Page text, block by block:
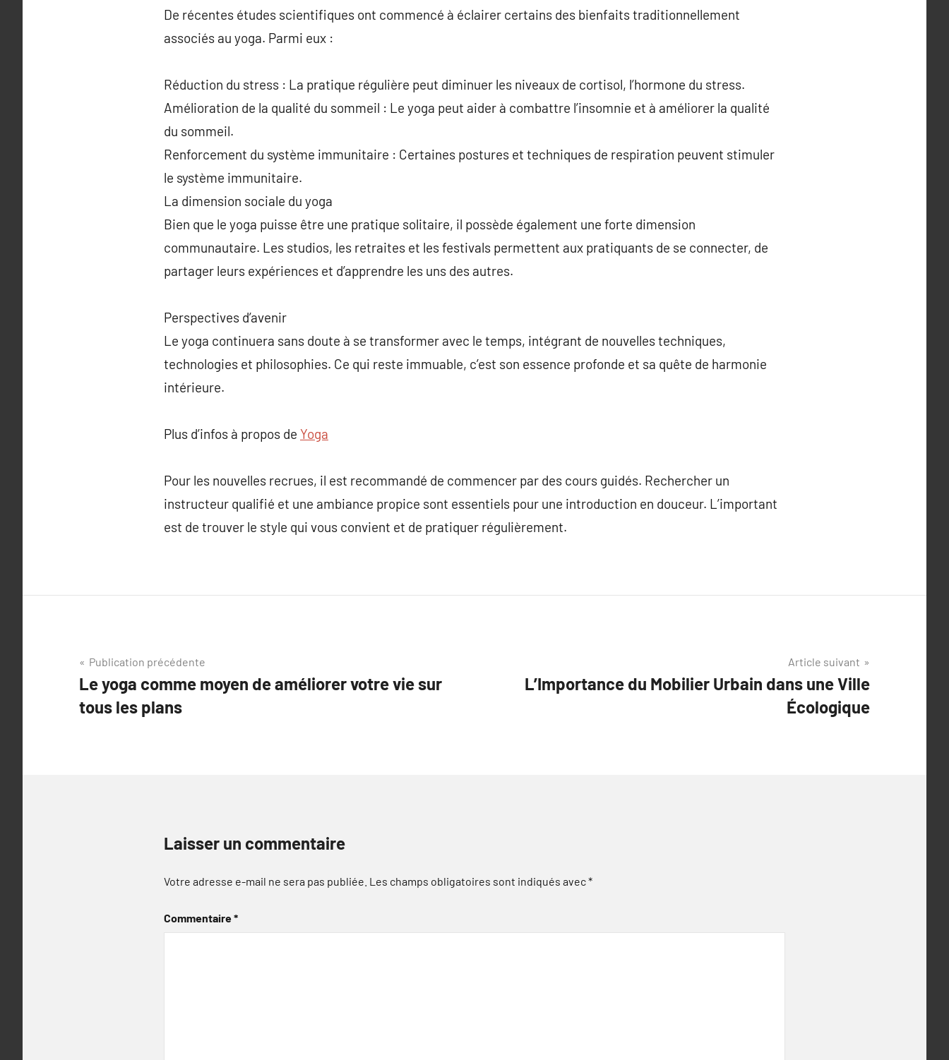
De récentes études scientifiques ont commencé à éclairer certains des bienfaits traditionnellement
associés au yoga. Parmi eux :
Réduction du stress : La pratique régulière peut diminuer les niveaux de cortisol, l’hormone du stress.
Amélioration de la qualité du sommeil : Le yoga peut aider à combattre l’insomnie et à améliorer la qualité
du sommeil.
Renforcement du système immunitaire : Certaines postures et techniques de respiration peuvent stimuler
le système immunitaire.
La dimension sociale du yoga
Bien que le yoga puisse être une pratique solitaire, il possède également une forte dimension
communautaire. Les studios, les retraites et les festivals permettent aux pratiquants de se connecter, de
partager leurs expériences et d’apprendre les uns des autres.
Perspectives d’avenir
Le yoga continuera sans doute à se transformer avec le temps, intégrant de nouvelles techniques,
technologies et philosophies. Ce qui reste immuable, c’est son essence profonde et sa quête de harmonie
intérieure.
Plus d’infos à propos de Yoga
Pour les nouvelles recrues, il est recommandé de commencer par des cours guidés. Rechercher un
instructeur qualifié et une ambiance propice sont essentiels pour une introduction en douceur. L’important
est de trouver le style qui vous convient et de pratiquer régulièrement.
Navigation
de
l’article
Publication précédente
Le yoga comme moyen de améliorer votre vie sur
tous les plans
Article suivant
L’Importance du Mobilier Urbain dans une Ville
Écologique
Laisser un commentaire
Votre adresse e-mail ne sera pas publiée. Les champs obligatoires sont indiqués avec*
Commentaire*